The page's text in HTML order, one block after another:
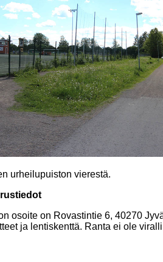
urheilupuiston vierestä.
osoite on Rovastintie 6, 40270
ja lentiskenttä. Ranta ei ole